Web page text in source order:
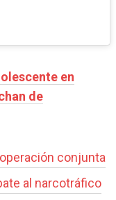
en
de
operación conjunta
al narcotráfico